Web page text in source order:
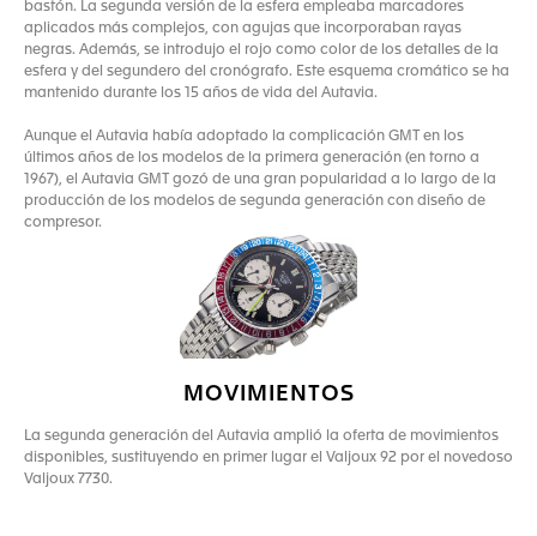
bastón. La segunda versión de la esfera empleaba marcadores
aplicados más complejos, con agujas que incorporaban rayas
negras. Además, se introdujo el rojo como color de los detalles de la
esfera y del segundero del cronógrafo. Este esquema cromático se ha
mantenido durante los 15 años de vida del Autavia.
Aunque el Autavia había adoptado la complicación GMT en los
últimos años de los modelos de la primera generación (en torno a
1967), el Autavia GMT gozó de una gran popularidad a lo largo de la
producción de los modelos de segunda generación con diseño de
compresor.
MOVIMIENTOS
La segunda generación del Autavia amplió la oferta de movimientos
disponibles, sustituyendo en primer lugar el Valjoux 92 por el novedoso
Valjoux 7730.